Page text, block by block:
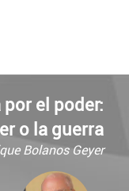
el poder:
o la guerra
Bolanos Geyer